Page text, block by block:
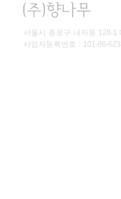
서울시 종로구 내자동
사업자등록번호 : 101-86-